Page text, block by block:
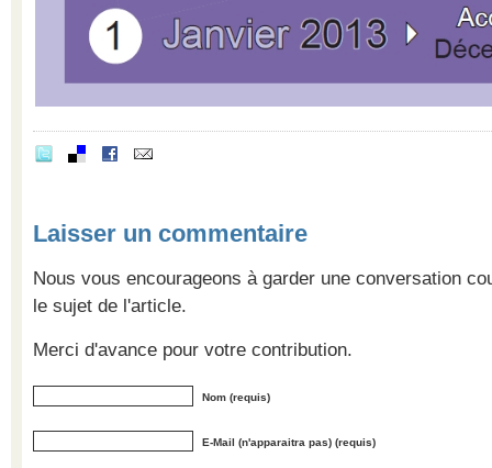
Laisser un commentaire
Nous vous encourageons à garder une conversation
le sujet de l'article.
Merci d'avance pour votre contribution.
Nom (requis)
E-Mail (n'apparaitra pas) (requis)